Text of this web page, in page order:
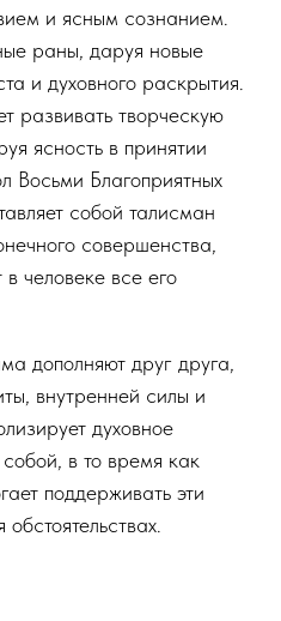
и ясным сознанием.
раны, даруя новые
и духовного раскрытия.
развивать творческую
ясность в принятии
Восьми Благоприятных
собой талисман
совершенства,
человеке все его
дополняют друг друга,
внутренней силы и
духовное
в то время как
поддерживать эти